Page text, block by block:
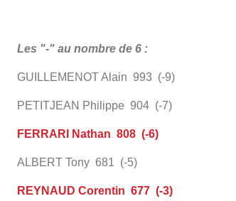
Les "-" au nombre de 6 :
GUILLEMENOT Alain 993 (-9)
PETITJEAN Philippe 904 (-7)
FERRARI Nathan 808 (-6)
ALBERT Tony 681 (-5)
REYNAUD Corentin 677 (-3)